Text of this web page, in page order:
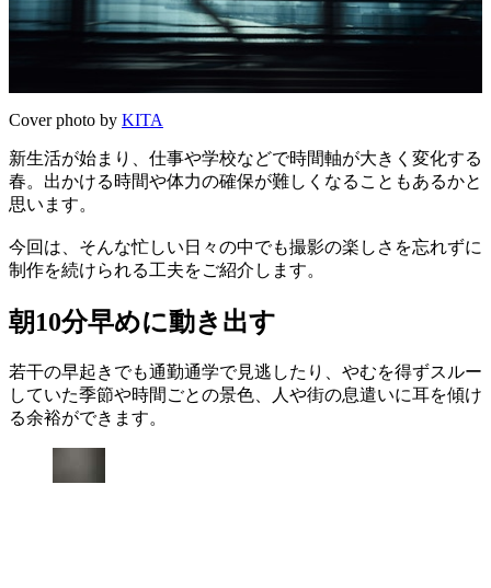
Cover photo by KITA
新生活が始まり、仕事や学校などで時間軸が大きく変化する
春。出かける時間や体力の確保が難しくなることもあるかと
思います。
今回は、そんな忙しい日々の中でも撮影の楽しさを忘れずに
制作を続けられる工夫をご紹介します。
朝10分早めに動き出す
若干の早起きでも通勤通学で見逃したり、やむを得ずスルー
していた季節や時間ごとの景色、人や街の息遣いに耳を傾け
る余裕ができます。